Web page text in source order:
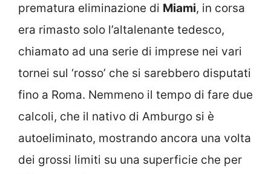
prematura eliminazione di Miami, in corsa
era rimasto solo l’altalenante tedesco,
chiamato ad una serie di imprese nei vari
tornei sul ‘rosso’ che si sarebbero disputati
fino a Roma. Nemmeno il tempo di fare due
calcoli, che il nativo di Amburgo si è
autoeliminato, mostrando ancora una volta
dei grossi limiti su una superficie che per